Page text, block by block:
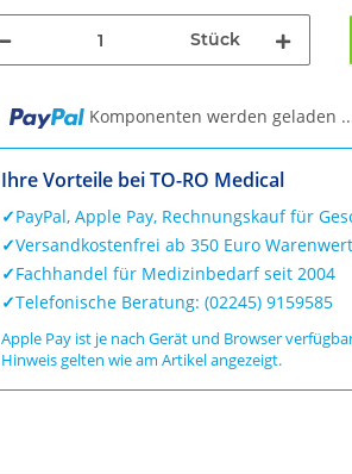
Stück
Komponenten werden geladen
Ihre Vorteile bei TO-RO Medical
✓PayPal, Apple Pay, Rechnungskauf für
✓Versandkostenfrei ab 350 Euro
✓Fachhandel für Medizinbedarf seit 2004
✓Telefonische Beratung: (02245) 9159585
Apple Pay ist je nach Gerät und Browser
Hinweis gelten wie am Artikel angezeigt.